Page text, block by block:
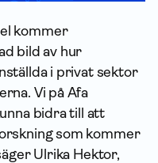
kommer
bild av hur
i privat sektor
Vi på Afa
bidra till att
som kommer
Ulrika Hektor,